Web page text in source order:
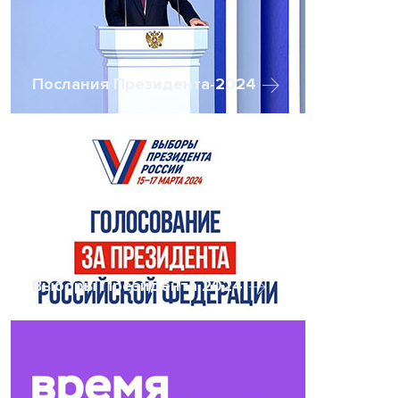
Послания Президента-2024
Выборы Президента 2024